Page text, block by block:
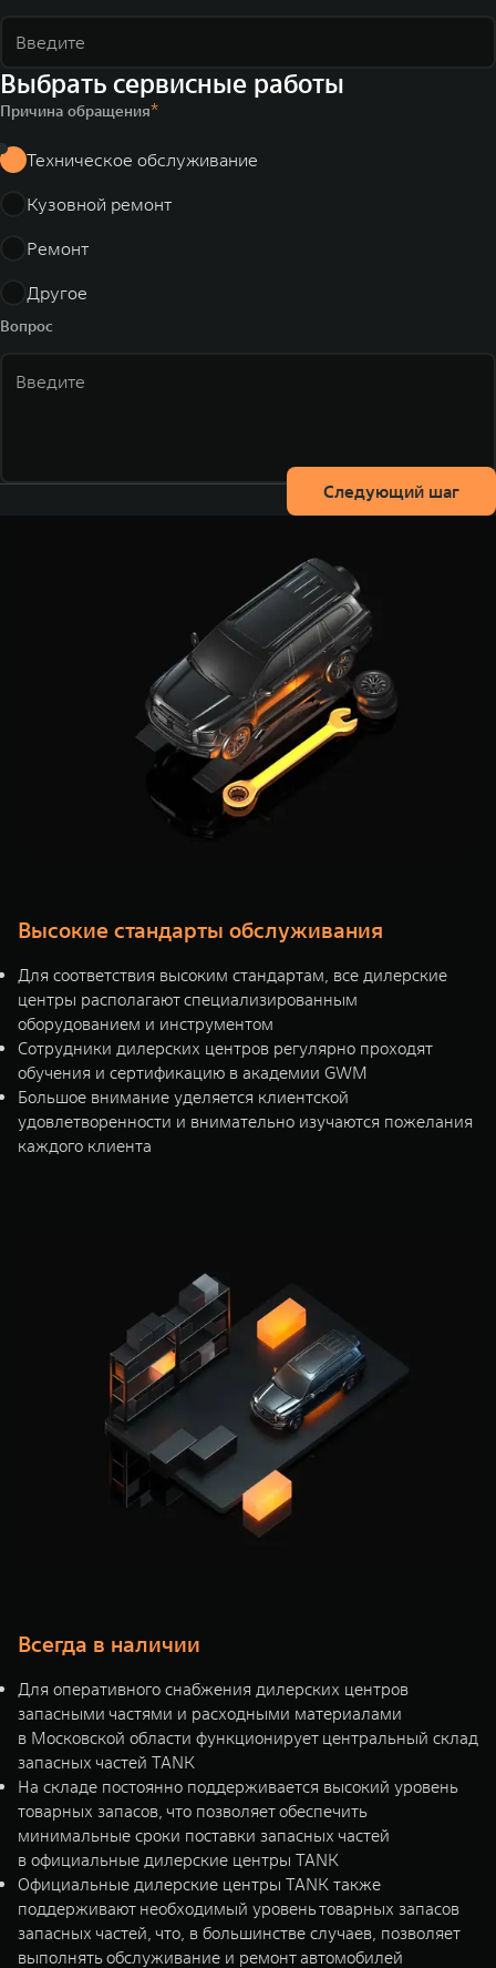
Выбрать сервисные работы
Причина обращения
Техническое обслуживание
Кузовной ремонт
Ремонт
Другое
Вопрос
Следующий шаг
Высокие стандарты обслуживания
Для соответствия высоким стандартам, все дилерские
центры располагают специализированным
оборудованием и инструментом
Сотрудники дилерских центров регулярно проходят
обучения и сертификацию в академии GWM
Большое внимание уделяется клиентской
удовлетворенности и внимательно изучаются пожелания
каждого клиента
Всегда в наличии
Для оперативного снабжения дилерских центров
запасными частями и расходными материалами
в Московской области функционирует центральный склад
запасных частей TANK
На складе постоянно поддерживается высокий уровень
товарных запасов, что позволяет обеспечить
минимальные сроки поставки запасных частей
в официальные дилерские центры TANK
Официальные дилерские центры TANK также
поддерживают необходимый уровень товарных запасов
запасных частей, что, в большинстве случаев, позволяет
выполнять обслуживание и ремонт автомобилей